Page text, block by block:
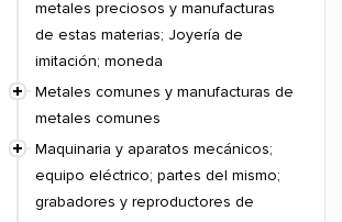
metales preciosos y manufacturas
de estas materias; Joyería de
imitación; moneda
Metales comunes y manufacturas de
metales comunes
Maquinaria y aparatos mecánicos;
equipo eléctrico; partes del mismo;
grabadores y reproductores de